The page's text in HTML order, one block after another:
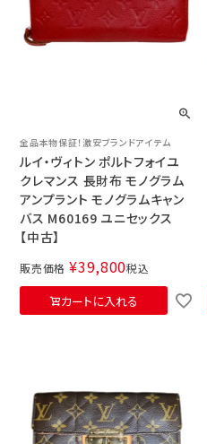
全品本物保証！激安ブランドアイテム
ルイ・ヴィトン ポルトフォイユ
クレマンス 長財布 モノグラム
アンプラント モノグラムキャン
バス M60169 ユニセックス
【中古】
販売価格 ¥39,800税込
カートに入れる